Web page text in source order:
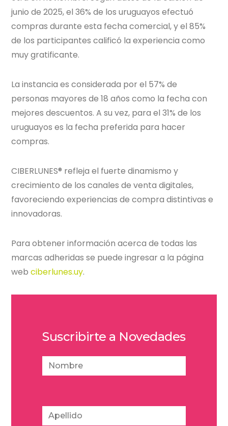
junio de 2025, el 36% de los uruguayos efectuó
compras durante esta fecha comercial, y el 85%
de los participantes calificó la experiencia como
muy gratificante.
La instancia es considerada por el 57% de
personas mayores de 18 años como la fecha con
mejores descuentos. A su vez, para el 31% de los
uruguayos es la fecha preferida para hacer
compras.
CIBERLUNES® refleja el fuerte dinamismo y
crecimiento de los canales de venta digitales,
favoreciendo experiencias de compra distintivas e
innovadoras.
Para obtener información acerca de todas las
marcas adheridas se puede ingresar a la página
webciberlunes.uy.
Suscribirte a Novedades